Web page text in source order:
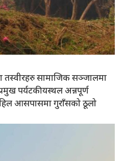
तस्वीरहरु सामाजिक सञ्जालमा
पर्यटकीयस्थल अन्नपूर्ण
आसपासमा गुराँसको ठूलो